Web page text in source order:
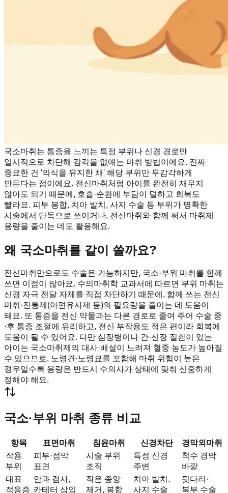
국소마취는 통증을 느끼는 특정 부위나 신경 경로만
일시적으로 차단해 감각을 없애는 마취 방법이에요. 진짜
중요한 건 '의식을 유지한 채' 해당 부위만 무감각하게
만든다는 점이에요. 전신마취처럼 아이를 완전히 재우지
않아도 되기 때문에, 호흡·순환에 부담이 덜하고 회복도
빨라요. 피부 봉합, 치아 발치, 사지 수술 등 부위가 명확한
시술에서 단독으로 쓰이거나, 전신마취와 함께 써서 마취제
용량을 줄이는 데도 활용해요.
왜 국소마취를 같이 쓸까요?
전신마취만으로도 수술은 가능하지만, 국소·부위 마취를 함께
쓰면 이점이 많아요. 수의마취학 교과서에 따르면 부위 마취는
신경 자극 전달 자체를 직접 차단하기 때문에, 함께 쓰는 전신
마취·진통제(아편유사제 등)의 필요량을 줄이는 데 도움이
돼요. 또 통증을 전신 약물과는 다른 경로로 줄여 주어 수술 중
·후 통증 조절에 유리하고, 전신 부작용도 적은 편이라 회복에
도움이 될 수 있어요. 다만 심장병이나 간·신장 질환이 있는
아이는 국소마취제의 대사·배설이 느려져 혈중 농도가 높아질
수 있으므로, 노령견·노령묘를 포함해 마취 위험이 높은
경우일수록 용량은 반드시 수의사가 상태에 맞춰 신중하게
정해야 해요.
국소·부위 마취 종류 비교
항목 표면마취 침윤마취 신경차단
경막외마취
작용
부위
피부·점막
표면
시술 부위
조직
특정 신경
주변
척수 경막
바깥
대표
적응증
안과 검사,
카테터 삽입
작은 종양
제거, 봉합
치아 발치,
사지 수술
뒷다리·
복부 수술